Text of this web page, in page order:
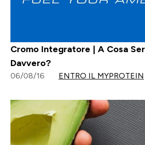
Cromo Integratore | A Cosa
Davvero?
06/08/16 ENTRO IL MYPROTEIN